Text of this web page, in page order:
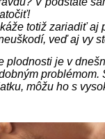
totiž zariadiť aj
veď aj vy
plodnosti je v
môžu ho s